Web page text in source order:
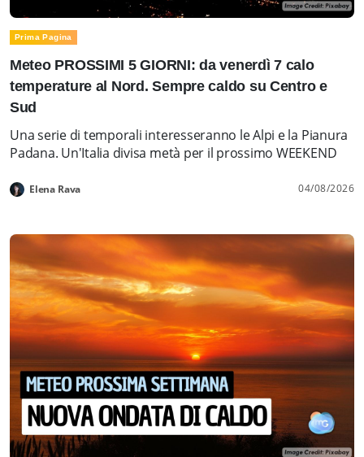
Prima Pagina
Meteo PROSSIMI 5 GIORNI: da venerdì 7 calo
temperature al Nord. Sempre caldo su Centro e
Sud
Una serie di temporali interesseranno le Alpi e la Pianura
Padana. Un'Italia divisa metà per il prossimo WEEKEND
Elena Rava 04/08/2026